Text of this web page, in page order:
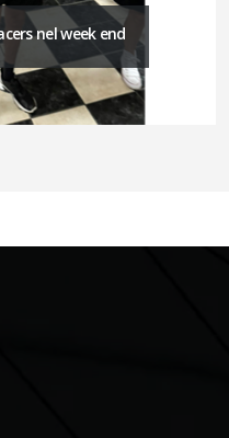
nel week end